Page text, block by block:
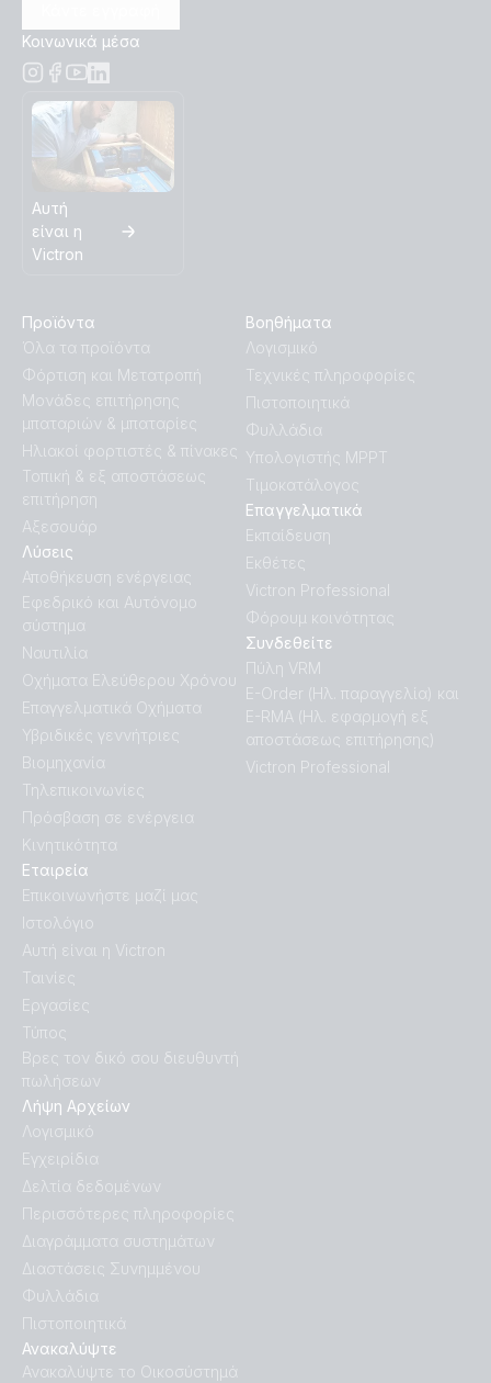
Κοινωνικά μέσα
Αυτή
είναι η
Victron
Προϊόντα
Όλα τα προϊόντα
Φόρτιση και Μετατροπή
Μονάδες επιτήρησης
μπαταριών & μπαταρίες
Ηλιακοί φορτιστές & πίνακες
Τοπική & εξ αποστάσεως
επιτήρηση
Αξεσουάρ
Ανακαλύψτε
Ανακαλύψτε το Οικοσύστημά
Λήψη Αρχείων
Λογισμικό
Εγχειρίδια
Δελτία δεδομένων
Περισσότερες πληροφορίες
Διαγράμματα συστημάτων
Διαστάσεις Συνημμένου
Φυλλάδια
Πιστοποιητικά
Λύσεις
Αποθήκευση ενέργειας
Εφεδρικό και Αυτόνομο
σύστημα
Ναυτιλία
Οχήματα Ελεύθερου Χρόνου
Επαγγελματικά Οχήματα
Υβριδικές γεννήτριες
Βιομηχανία
Τηλεπικοινωνίες
Πρόσβαση σε ενέργεια
Κινητικότητα
Εταιρεία
Επικοινωνήστε μαζί μας
Ιστολόγιο
Αυτή είναι η Victron
Ταινίες
Εργασίες
Τύπος
Βρες τον δικό σου διευθυντή
πωλήσεων
Βοηθήματα
Λογισμικό
Τεχνικές πληροφορίες
Πιστοποιητικά
Φυλλάδια
Υπολογιστής MPPT
Τιμοκατάλογος
Επαγγελματικά
Εκπαίδευση
Εκθέτες
Victron Professional
Φόρουμ κοινότητας
Συνδεθείτε
Πύλη VRM
E-Order (Ηλ. παραγγελία) και
E-RMA (Ηλ. εφαρμογή εξ
αποστάσεως επιτήρησης)
Victron Professional